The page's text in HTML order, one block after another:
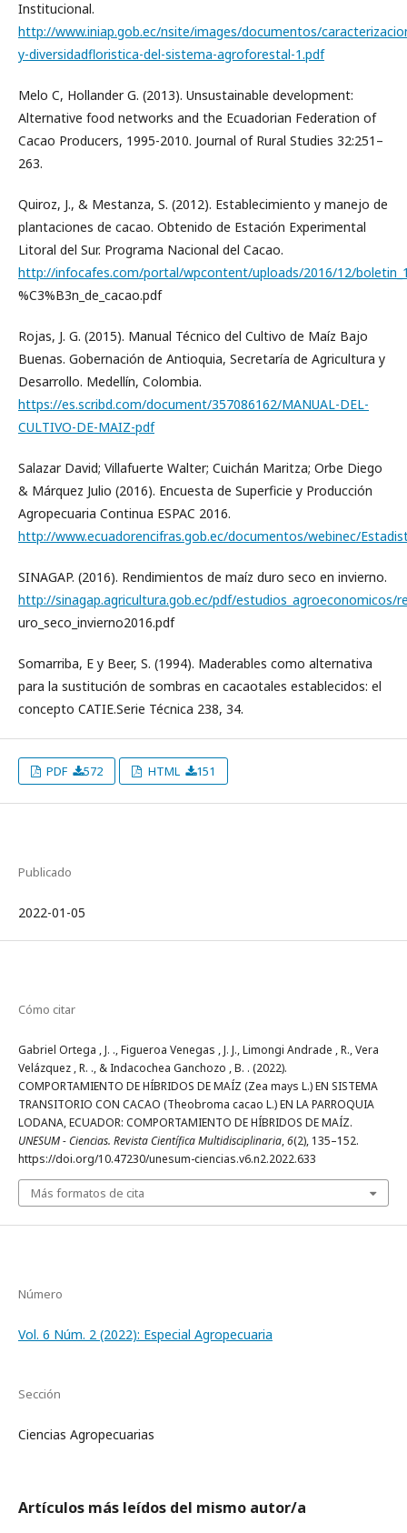
Institucional.
http://www.iniap.gob.ec/nsite/images/documentos/
y-diversidadfloristica-del-sistema-agroforestal-1.pdf
Melo C, Hollander G. (2013). Unsustainable development:
Alternative food networks and the Ecuadorian Federation of
Cacao Producers, 1995-2010. Journal of Rural Studies 32:251–
263.
Quiroz, J., & Mestanza, S. (2012). Establecimiento y manejo de
plantaciones de cacao. Obtenido de Estación Experimental
Litoral del Sur. Programa Nacional del Cacao.
http://infocafes.com/portal/wpcontent/uploads/2016/12/
%C3%B3n_de_cacao.pdf
Rojas, J. G. (2015). Manual Técnico del Cultivo de Maíz Bajo
Buenas. Gobernación de Antioquia, Secretaría de Agricultura y
Desarrollo. Medellín, Colombia.
https://es.scribd.com/document/357086162/MANUAL-DEL-
CULTIVO-DE-MAIZ-pdf
Salazar David; Villafuerte Walter; Cuichán Maritza; Orbe Diego
& Márquez Julio (2016). Encuesta de Superficie y Producción
Agropecuaria Continua ESPAC 2016.
http://www.ecuadorencifras.gob.ec/documentos/webinec/
SINAGAP. (2016). Rendimientos de maíz duro seco en invierno.
http://sinagap.agricultura.gob.ec/pdf/estudios_agroeconomicos/
uro_seco_invierno2016.pdf
Somarriba, E y Beer, S. (1994). Maderables como alternativa
para la sustitución de sombras en cacaotales establecidos: el
concepto CATIE.Serie Técnica 238, 34.
PDF 572 HTML 151
Publicado
2022-01-05
Cómo citar
Gabriel Ortega , J. ., Figueroa Venegas , J. J., Limongi Andrade , R., Vera
Velázquez , R. ., & Indacochea Ganchozo , B. . (2022).
COMPORTAMIENTO DE HÍBRIDOS DE MAÍZ (Zea mays L.) EN SISTEMA
TRANSITORIO CON CACAO (Theobroma cacao L.) EN LA PARROQUIA
LODANA, ECUADOR: COMPORTAMIENTO DE HÍBRIDOS DE MAÍZ.
UNESUM - Ciencias. Revista Científica Multidisciplinaria,6(2), 135–152.
https://doi.org/10.47230/unesum-ciencias.v6.n2.2022.633
Más formatos de cita
Número
Vol. 6 Núm. 2 (2022): Especial Agropecuaria
Sección
Ciencias Agropecuarias
Artículos más leídos del mismo autor/a